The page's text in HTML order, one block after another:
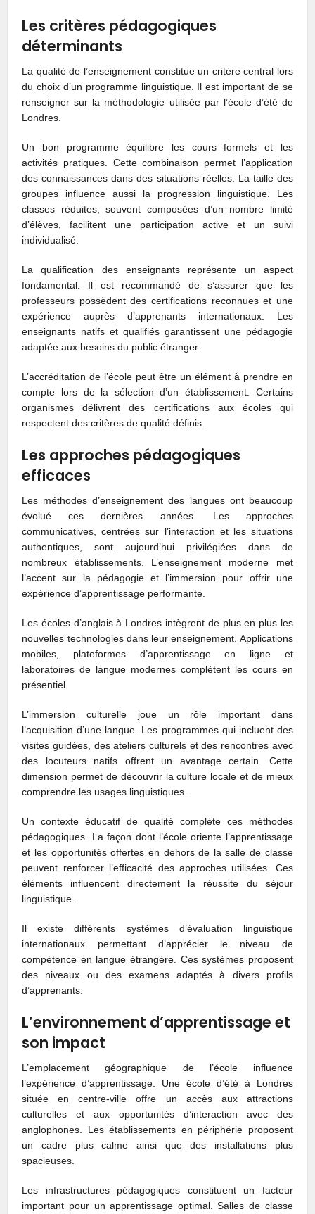
Les critères pédagogiques
déterminants
La qualité de l’enseignement constitue un critère central lors
du choix d’un programme linguistique. Il est important de se
renseigner sur la méthodologie utilisée par l’école d’été de
Londres.
Un bon programme équilibre les cours formels et les
activités pratiques. Cette combinaison permet l’application
des connaissances dans des situations réelles. La taille des
groupes influence aussi la progression linguistique. Les
classes réduites, souvent composées d’un nombre limité
d’élèves, facilitent une participation active et un suivi
individualisé.
La qualification des enseignants représente un aspect
fondamental. Il est recommandé de s’assurer que les
professeurs possèdent des certifications reconnues et une
expérience auprès d’apprenants internationaux. Les
enseignants natifs et qualifiés garantissent une pédagogie
adaptée aux besoins du public étranger.
L’accréditation de l’école peut être un élément à prendre en
compte lors de la sélection d’un établissement. Certains
organismes délivrent des certifications aux écoles qui
respectent des critères de qualité définis.
Les approches pédagogiques
efficaces
Les méthodes d’enseignement des langues ont beaucoup
évolué ces dernières années. Les approches
communicatives, centrées sur l’interaction et les situations
authentiques, sont aujourd’hui privilégiées dans de
nombreux établissements. L’enseignement moderne met
l’accent sur la pédagogie et l’immersion pour offrir une
expérience d’apprentissage performante.
Les écoles d’anglais à Londres intègrent de plus en plus les
nouvelles technologies dans leur enseignement. Applications
mobiles, plateformes d’apprentissage en ligne et
laboratoires de langue modernes complètent les cours en
présentiel.
L’immersion culturelle joue un rôle important dans
l’acquisition d’une langue. Les programmes qui incluent des
visites guidées, des ateliers culturels et des rencontres avec
des locuteurs natifs offrent un avantage certain. Cette
dimension permet de découvrir la culture locale et de mieux
comprendre les usages linguistiques.
Un contexte éducatif de qualité complète ces méthodes
pédagogiques. La façon dont l’école oriente l’apprentissage
et les opportunités offertes en dehors de la salle de classe
peuvent renforcer l’efficacité des approches utilisées. Ces
éléments influencent directement la réussite du séjour
linguistique.
Il existe différents systèmes d’évaluation linguistique
internationaux permettant d’apprécier le niveau de
compétence en langue étrangère. Ces systèmes proposent
des niveaux ou des examens adaptés à divers profils
d’apprenants.
L’environnement d’apprentissage et
son impact
L’emplacement géographique de l’école influence
l’expérience d’apprentissage. Une école d’été à Londres
située en centre-ville offre un accès aux attractions
culturelles et aux opportunités d’interaction avec des
anglophones. Les établissements en périphérie proposent
un cadre plus calme ainsi que des installations plus
spacieuses.
Les infrastructures pédagogiques constituent un facteur
important pour un apprentissage optimal. Salles de classe